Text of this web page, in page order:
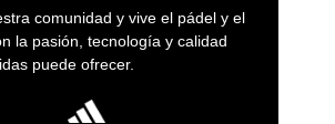
comunidad y vive el pádel y el
la pasión, tecnología y calidad
puede ofrecer.